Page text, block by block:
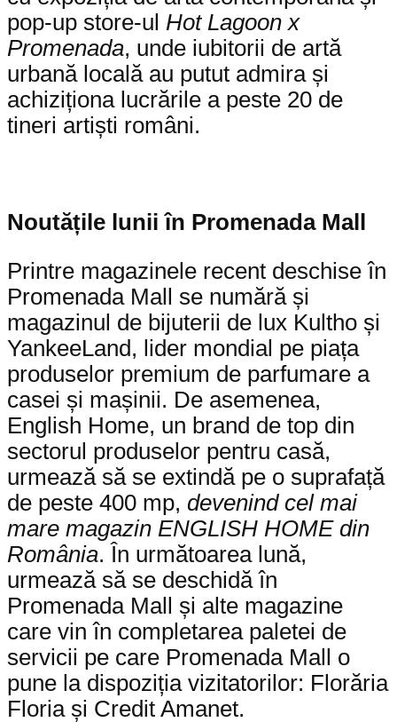
pop-up store-ul Hot Lagoon x
Promenada, unde iubitorii de artă
urbană locală au putut admira și
achiziționa lucrările a peste 20 de
tineri artiști români.
Noutățile lunii în Promenada Mall
Printre magazinele recent deschise în
Promenada Mall se numără și
magazinul de bijuterii de lux Kultho și
YankeeLand, lider mondial pe piața
produselor premium de parfumare a
casei și mașinii. De asemenea,
English Home, un brand de top din
sectorul produselor pentru casă,
urmează să se extindă pe o suprafață
de peste 400 mp, devenind cel mai
mare magazin ENGLISH HOME din
România. În următoarea lună,
urmează să se deschidă în
Promenada Mall și alte magazine
care vin în completarea paletei de
servicii pe care Promenada Mall o
pune la dispoziția vizitatorilor: Florăria
Floria și Credit Amanet.